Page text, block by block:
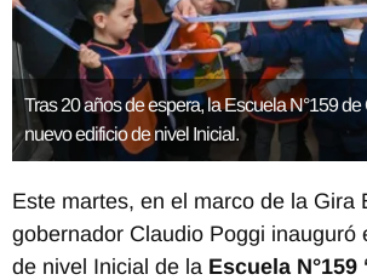
Tras 20 años de espera, la Escuela N°159
nuevo edificio de nivel Inicial.
Este martes, en el marco de la Gira
gobernador Claudio Poggi inauguró
de nivel Inicial de la Escuela N°159